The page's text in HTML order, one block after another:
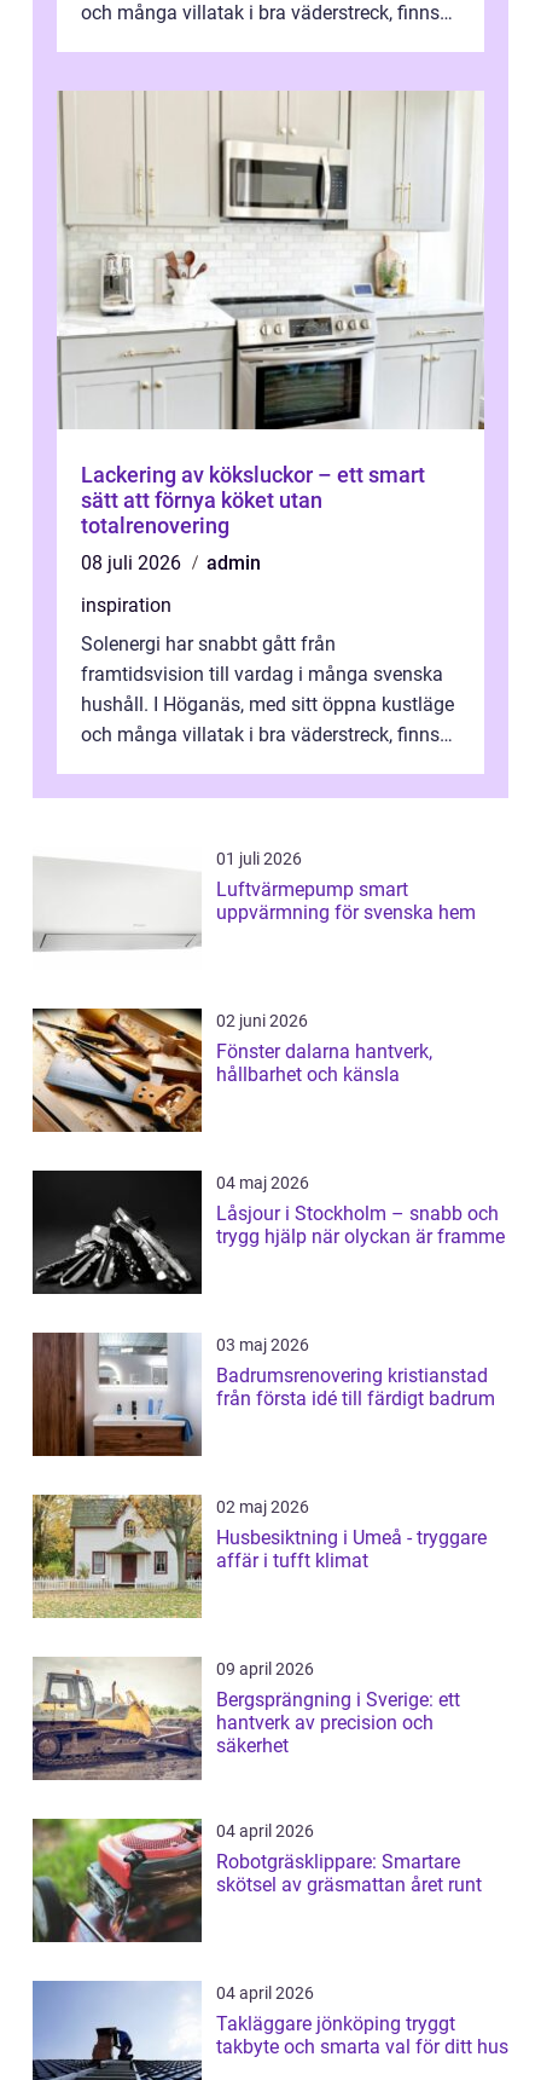
och många villatak i bra väderstreck, finns
Lackering av köksluckor – ett smart
sätt att förnya köket utan
totalrenovering
08 juli 2026
admin
inspiration
Solenergi har snabbt gått från
framtidsvision till vardag i många svenska
hushåll. I Höganäs, med sitt öppna kustläge
och många villatak i bra väderstreck, finns
01 juli 2026
Luftvärmepump smart
uppvärmning för svenska hem
02 juni 2026
Fönster dalarna hantverk,
hållbarhet och känsla
04 maj 2026
Låsjour i Stockholm – snabb och
trygg hjälp när olyckan är framme
03 maj 2026
Badrumsrenovering kristianstad
från första idé till färdigt badrum
02 maj 2026
Husbesiktning i Umeå - tryggare
affär i tufft klimat
09 april 2026
Bergsprängning i Sverige: ett
hantverk av precision och
säkerhet
04 april 2026
Robotgräsklippare: Smartare
skötsel av gräsmattan året runt
04 april 2026
Takläggare jönköping tryggt
takbyte och smarta val för ditt hus